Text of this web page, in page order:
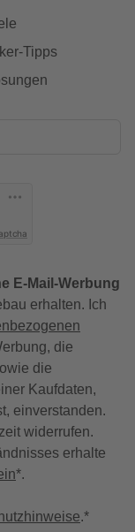
Tipps
E-Mail-Werbung
erhalten. Ich
die
die
Kaufdaten,
einverstanden.
widerrufen.
erhalte
*.
.